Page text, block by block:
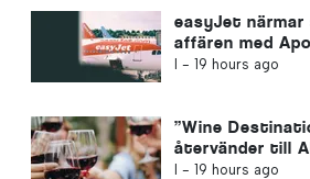
easyJet
affären med
I - 19 hours ago
”Wine
återvänder till
I - 19 hours ago